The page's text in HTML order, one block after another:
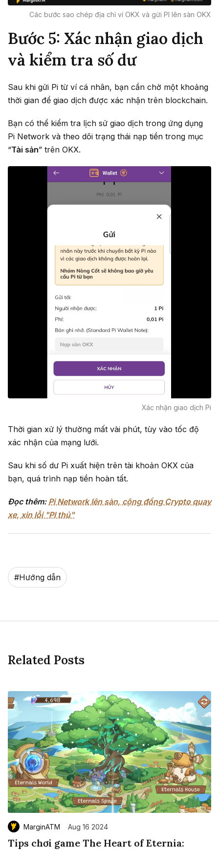
Các bước sao chép địa chỉ ví OKX và gửi PI lên sàn OKX
Bước 5: Xác nhận giao dịch
và kiểm tra số dư
Sau khi gửi Pi từ ví cá nhân, bạn cần chờ một khoảng
thời gian để giao dịch được xác nhận trên blockchain.
Bạn có thể kiểm tra lịch sử giao dịch trong ứng dụng
Pi Network và theo dõi trạng thái nạp tiền trong mục
“Tài sản” trên OKX.
Xác nhận giao dịch Pi
Thời gian xử lý thường mất vài phút, tùy vào tốc độ
xác nhận của mạng lưới.
Sau khi số dư Pi xuất hiện trên tài khoản OKX của
bạn, quá trình nạp tiền hoàn tất.
Đọc thêm: Pi Network lên sàn, cộng đồng Crypto quay
xe, xin lỗi "PI thủ"
#Hướng dẫn
Related Posts
MarginATM Aug 16 2024
Tips chơi game The Heart of Eternia: